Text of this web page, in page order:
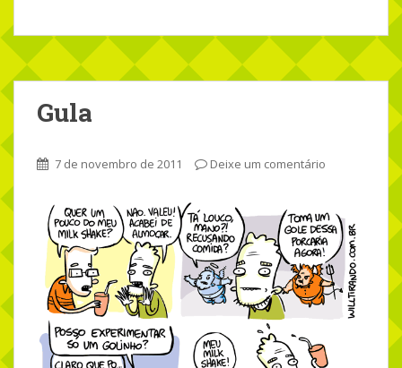
Gula
7 de novembro de 2011 Deixe um comentário